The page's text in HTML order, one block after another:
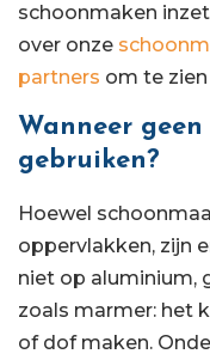
schoonmaken
over onze
partners om te
Wanneer
gebruiken?
Hoewel
oppervlakken, zijn
niet op aluminium,
zoals marmer: het
of dof maken.